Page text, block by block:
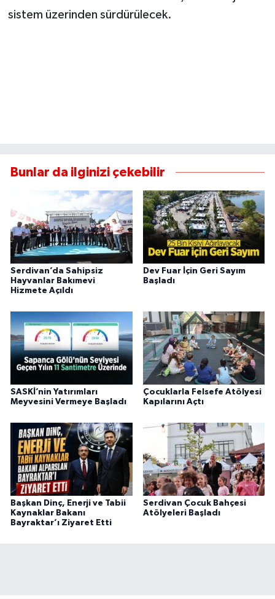
sistem üzerinden sürdürülecek.
Bunlar da ilginizi çekebilir
Serdivan’da Sahipsiz
Hayvanlar Bakımevi
Hizmete Açıldı
Dev Fuar İçin Geri Sayım
Başladı
SASKİ’nin Yatırımları
Meyvesini Vermeye Başladı
Çocuklarla Felsefe Atölyesi
Kapılarını Açtı
Başkan Dinç, Enerji ve Tabii
Kaynaklar Bakanı
Bayraktar’ı Ziyaret Etti
Serdivan Çocuk Bahçesi
Atölyeleri Başladı